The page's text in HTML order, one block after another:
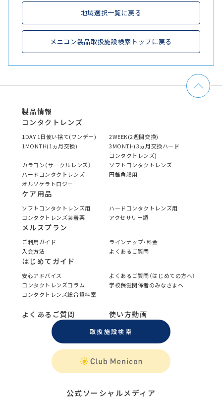
地域選択一覧に戻る
メニコン製品取扱施設検索トップに戻る
製品情報
コンタクトレンズ
1DAY 1日使い捨て(ワンデー)
2WEEK(2週間交換)
1MONTH(1ヵ月交換)
3MONTH(3ヵ月交換ハード
コンタクトレンズ)
カラコン（サークルレンズ）
ソフトコンタクトレンズ
ハードコンタクトレンズ
円錐角膜用
オルソケラトロジー
ケア用品
ソフトコンタクトレンズ用
ハードコンタクトレンズ用
コンタクトレンズ装着薬
アクセサリー類
メルスプラン
ご利用ガイド
ラインナップ・料金
入会方法
よくあるご質問
はじめてガイド
安心アドバイス
よくあるご質問（はじめての方へ）
コンタクトレンズコラム
学校保健関係者のみなさまへ
コンタクトレンズ総合資料室
よくあるご質問 使い方動画
取扱施設検索
公式ソーシャルメディア